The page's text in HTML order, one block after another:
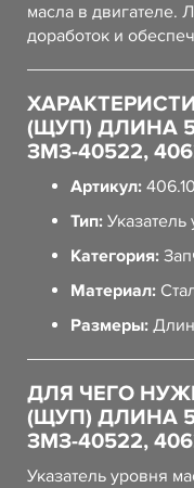
масла в двигателе.
доработок и
(ЩУП) ДЛИНА
ЗМЗ-40522,
Артикул:
Тип:
Категория:
Материал:
Размеры:
ДЛЯ ЧЕГО
(ЩУП) ДЛИНА
ЗМЗ-40522,
Указатель уровня